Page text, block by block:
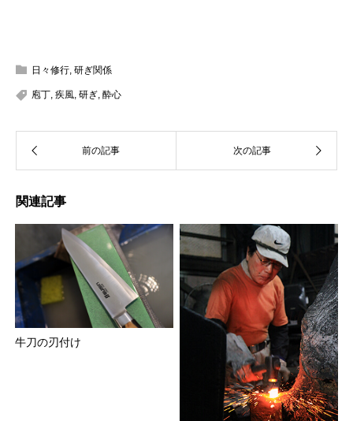
日々修行, 研ぎ関係
庖丁, 疾風, 研ぎ, 酔心
関連記事
牛刀の刃付け